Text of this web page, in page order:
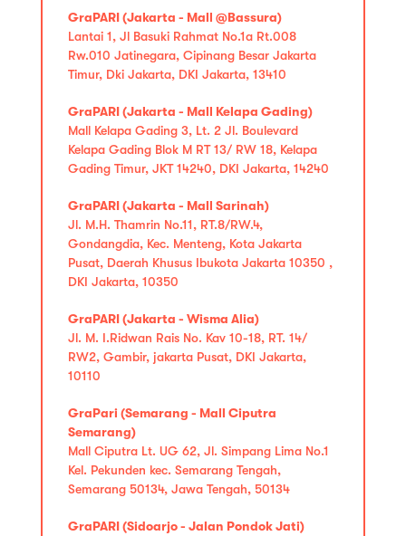
GraPARI (Jakarta - Mall @Bassura)
Lantai 1, Jl Basuki Rahmat No.1a Rt.008
Rw.010 Jatinegara, Cipinang Besar Jakarta
Timur, Dki Jakarta, DKI Jakarta, 13410
GraPARI (Jakarta - Mall Kelapa Gading)
Mall Kelapa Gading 3, Lt. 2 Jl. Boulevard
Kelapa Gading Blok M RT 13/ RW 18, Kelapa
Gading Timur, JKT 14240, DKI Jakarta, 14240
GraPARI (Jakarta - Mall Sarinah)
Jl. M.H. Thamrin No.11, RT.8/RW.4,
Gondangdia, Kec. Menteng, Kota Jakarta
Pusat, Daerah Khusus Ibukota Jakarta 10350 ,
DKI Jakarta, 10350
GraPARI (Jakarta - Wisma Alia)
Jl. M. I.Ridwan Rais No. Kav 10-18, RT. 14/
RW2, Gambir, jakarta Pusat, DKI Jakarta,
10110
GraPari (Semarang - Mall Ciputra
Semarang)
Mall Ciputra Lt. UG 62, Jl. Simpang Lima No.1
Kel. Pekunden kec. Semarang Tengah,
Semarang 50134, Jawa Tengah, 50134
GraPARI (Sidoarjo - Jalan Pondok Jati)